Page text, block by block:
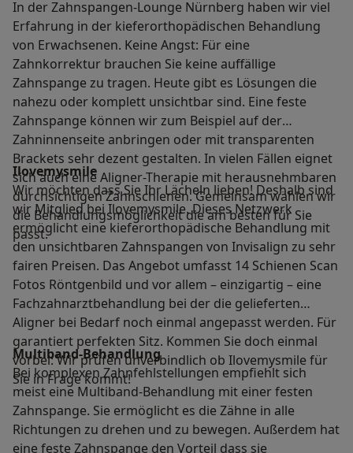
In der Zahnspangen-Lounge Nürnberg haben wir viel
Erfahrung in der kieferorthopädischen Behandlung
von Erwachsenen. Keine Angst: Für eine
Zahnkorrektur brauchen Sie keine auffällige
Zahnspange zu tragen. Heute gibt es Lösungen die
nahezu oder komplett unsichtbar sind. Eine feste
Zahnspange können wir zum Beispiel auf der
Zahninnenseite anbringen oder mit transparenten
Brackets sehr dezent gestalten. In vielen Fällen eignet
sich auch eine Aligner-Therapie mit herausnehmbaren
durchsichtigen Zahnschienen. Gemeinsam wählen wir
die Behandlungsmöglichkeit die am besten für Sie
passt.
Ilovemysmile
Wir möchten dass Sie Ihr Lächeln lieben! Deshalb sind
wir Mitglied bei Ilovemysmile. Dieses Netzwerk
ermöglicht eine kieferorthopädische Behandlung mit
den unsichtbaren Zahnspangen von Invisalign zu sehr
fairen Preisen. Das Angebot umfasst 14 Schienen Scan
Fotos Röntgenbild und vor allem – einzigartig – eine
Fachzahnarztbehandlung bei der die gelieferten
Aligner bei Bedarf noch einmal angepasst werden. Für
garantiert perfekten Sitz. Kommen Sie doch einmal
vorbei: Wir prüfen unverbindlich ob Ilovemysmile für
Sie in Frage kommt!
Multiband-Behandlung
Bei komplexen Zahnfehlstellungen empfiehlt sich
meist eine Multiband-Behandlung mit einer festen
Zahnspange. Sie ermöglicht es die Zähne in alle
Richtungen zu drehen und zu bewegen. Außerdem hat
eine feste Zahnspange den Vorteil dass sie